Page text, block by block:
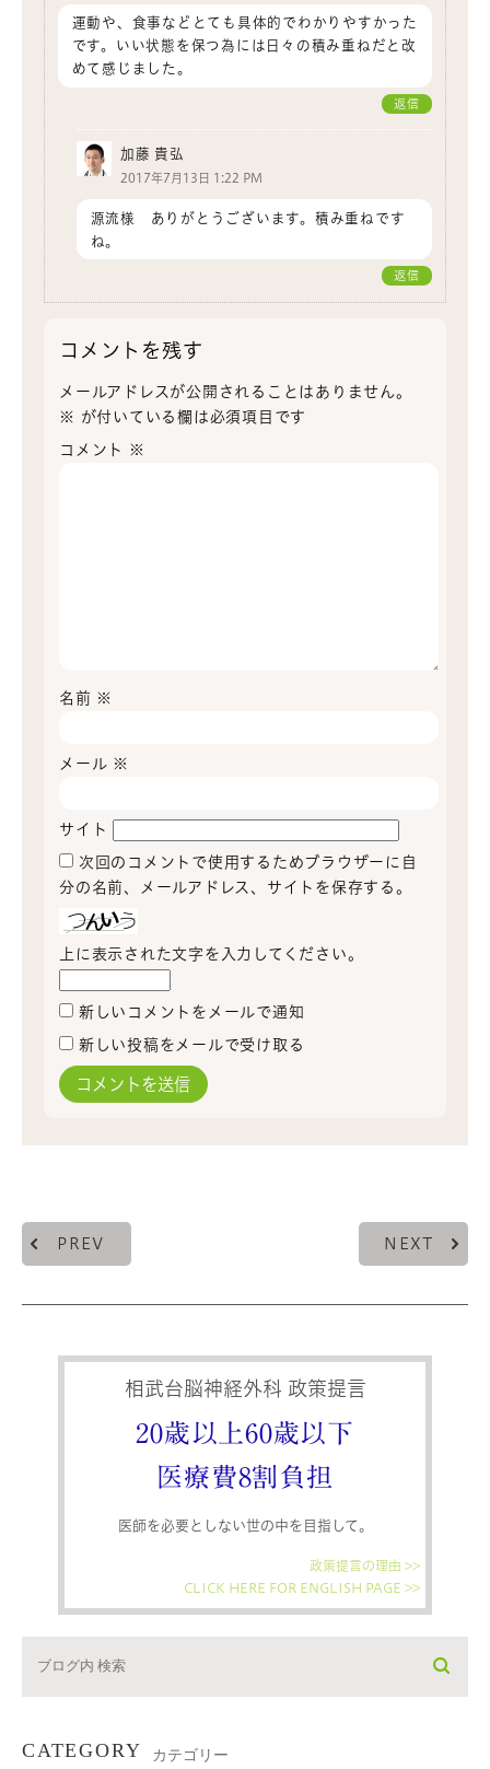
運動や、食事などとても具体的でわかりやすかった
です。いい状態を保つ為には日々の積み重ねだと改
めて感じました。
返信
加藤 貴弘
2017年7月13日 1:22 PM
源流様 ありがとうございます。積み重ねです
ね。
返信
コメントを残す
メールアドレスが公開されることはありません。
※
が付いている欄は必須項目です
コメント ※
名前 ※
メール ※
サイト
次回のコメントで使用するためブラウザーに自
分の名前、メールアドレス、サイトを保存する。
上に表示された文字を入力してください。
新しいコメントをメールで通知
新しい投稿をメールで受け取る
PREV NEXT
相武台脳神経外科 政策提言
20歳以上60歳以下
医療費8割負担
医師を必要としない世の中を目指して。
政策提言の理由 >>
CLICK HERE FOR ENGLISH PAGE >>
CATEGORY カテゴリー